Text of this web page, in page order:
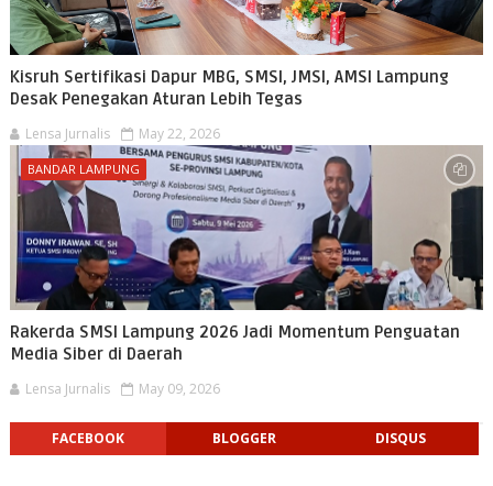
Kisruh Sertifikasi Dapur MBG, SMSI, JMSI, AMSI Lampung
Desak Penegakan Aturan Lebih Tegas
Lensa Jurnalis May 22, 2026
BANDAR LAMPUNG
Rakerda SMSI Lampung 2026 Jadi Momentum Penguatan
Media Siber di Daerah
Lensa Jurnalis May 09, 2026
FACEBOOK BLOGGER DISQUS